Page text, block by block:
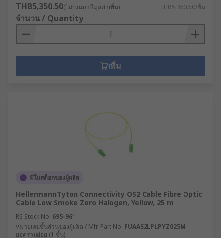
THB5,350.50(ไม่รวมภาษีมูลค่าเพิ่ม) THB5,350.50/ชิ้น
จำนวน / Quantity
เพิ่ม
มีในสต็อกของผู้ผลิต
HellermannTyton Connectivity OS2 Cable Fibre Optic
Cable Low Smoke Zero Halogen, Yellow, 25 m
RS Stock No. 695-961
หมายเลขชิ้นส่วนของผู้ผลิต / Mfr. Part No. FUAAS2LPLPYZ025M
ยอดรวมย่อย (1 ชิ้น)